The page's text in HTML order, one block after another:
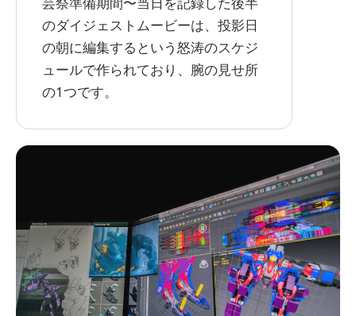
のダイジェストムービーは、投影日
の朝に編集するという怒涛のスケジ
ュールで作られており、腕の見せ所
の1つです。